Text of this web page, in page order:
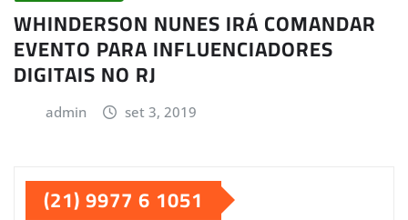
WHINDERSON NUNES IRÁ COMANDAR
EVENTO PARA INFLUENCIADORES
DIGITAIS NO RJ
admin set 3, 2019
(21) 9977 6 1051